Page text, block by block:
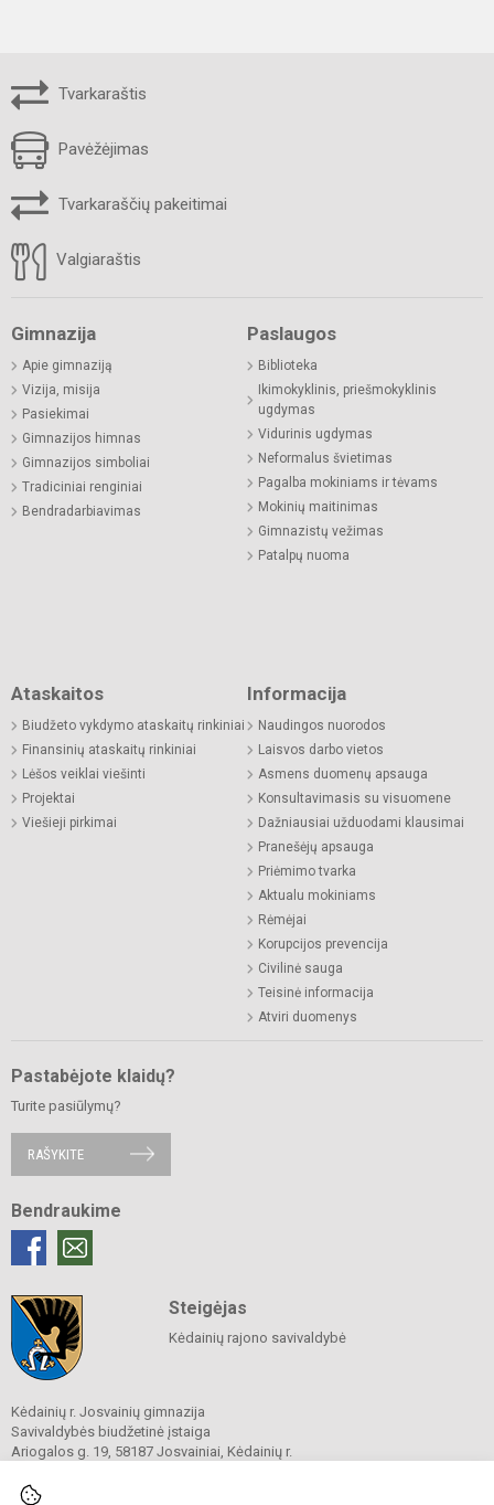
Tvarkaraštis
Pavėžėjimas
Tvarkaraščių pakeitimai
Valgiaraštis
Gimnazija
Apie gimnaziją
Vizija, misija
Pasiekimai
Gimnazijos himnas
Gimnazijos simboliai
Tradiciniai renginiai
Bendradarbiavimas
Paslaugos
Biblioteka
Ikimokyklinis, priešmokyklinis
ugdymas
Vidurinis ugdymas
Neformalus švietimas
Pagalba mokiniams ir tėvams
Mokinių maitinimas
Gimnazistų vežimas
Patalpų nuoma
Ataskaitos
Biudžeto vykdymo ataskaitų rinkiniai
Finansinių ataskaitų rinkiniai
Lėšos veiklai viešinti
Projektai
Viešieji pirkimai
Informacija
Naudingos nuorodos
Laisvos darbo vietos
Asmens duomenų apsauga
Konsultavimasis su visuomene
Dažniausiai užduodami klausimai
Pranešėjų apsauga
Priėmimo tvarka
Aktualu mokiniams
Rėmėjai
Korupcijos prevencija
Civilinė sauga
Teisinė informacija
Atviri duomenys
Pastabėjote klaidų?
Turite pasiūlymų?
RAŠYKITE
Bendraukime
Steigėjas
Kėdainių rajono savivaldybė
Kėdainių r. Josvainių gimnazija
Savivaldybės biudžetinė įstaiga
Ariogalos g. 19, 58187 Josvainiai, Kėdainių r.
El. p.